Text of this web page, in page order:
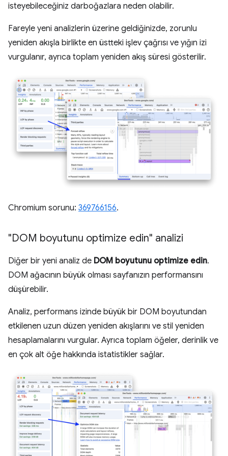
isteyebileceğiniz darboğazlara neden olabilir.
Fareyle yeni analizlerin üzerine geldiğinizde, zorunlu
yeniden akışla birlikte en üstteki işlev çağrısı ve yığın izi
vurgulanır, ayrıca toplam yeniden akış süresi gösterilir.
Chromium sorunu: 369766156.
"DOM boyutunu optimize edin" analizi
Diğer bir yeni analiz de DOM boyutunu optimize edin.
DOM ağacının büyük olması sayfanızın performansını
düşürebilir.
Analiz, performans izinde büyük bir DOM boyutundan
etkilenen uzun düzen yeniden akışlarını ve stil yeniden
hesaplamalarını vurgular. Ayrıca toplam öğeler, derinlik ve
en çok alt öğe hakkında istatistikler sağlar.